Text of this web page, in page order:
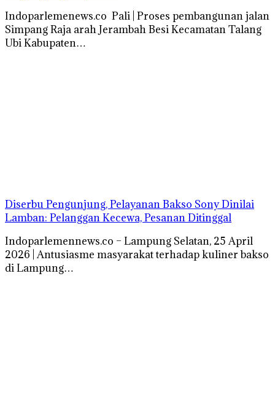
Indoparlemenews.co Pali | Proses pembangunan jalan
Simpang Raja arah Jerambah Besi Kecamatan Talang
Ubi Kabupaten…
Diserbu Pengunjung, Pelayanan Bakso Sony Dinilai
Lamban: Pelanggan Kecewa, Pesanan Ditinggal
Indoparlemennews.co – Lampung Selatan, 25 April
2026 | Antusiasme masyarakat terhadap kuliner bakso
di Lampung…